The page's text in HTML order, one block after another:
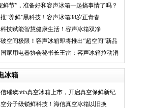
！
鲜节”，准备好和容声冰箱一起搞事情了吗？
“养鲜”黑科技！容声冰箱38岁正青春
技赋能智慧健康生活！容声冰箱双净
超空间415引领新
空间极限！容声冰箱即将推出“超空间”新品
家用电器协会秘书长王雷：容声冰箱拉动消
级，实现低
冰箱
璀璨565真空冰箱上市，开启真空保鲜新纪
分子级锁鲜科技！海信真空冰箱以旧换